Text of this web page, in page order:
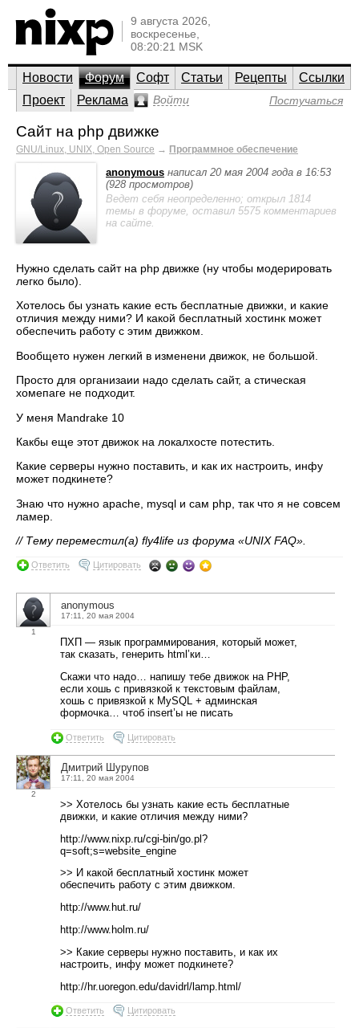
9 августа 2026,
воскресенье,
08:20:21 MSK
Новости Форум Софт Статьи Рецепты
Ссылки
Проект
Реклама Войти Постучаться
Сайт на php движке
GNU/Linux, UNIX, Open Source → Программное обеспечение
anonymous написал 20 мая 2004 года в 16:53
(928 просмотров)
Ведет себя неопределенно; открыл 1814
темы в форуме, оставил 5575 комментариев
на сайте.
Нужно сделать сайт на php движке (ну чтобы модерировать
легко было).
Хотелось бы узнать какие есть бесплатные движки, и какие
отличия между ними? И какой бесплатный хостинк может
обеспечить работу с этим движком.
Вообщето нужен легкий в изменени движок, не большой.
Просто для организаии надо сделать сайт, а стическая
хомепаге не подходит.
У меня Mandrake 10
Какбы еще этот движок на локалхосте потестить.
Какие серверы нужно поставить, и как их настроить, инфу
может подкинете?
Знаю что нужно apache, mysql и сам php, так что я не совсем
ламер.
// Тему переместил(а) fly4life из форума «UNIX FAQ».
Ответить Цитировать
1
anonymous
17:11, 20 мая 2004
ПХП — язык программирования, который может,
так сказать, генерить html’ки…
Скажи что надо… напишу тебе движок на PHP,
если хошь с привязкой к текстовым файлам,
хошь с привязкой к MySQL + админская
формочка… чтоб insert’ы не писать
Ответить Цитировать
2
Дмитрий Шурупов
17:11, 20 мая 2004
>> Хотелось бы узнать какие есть бесплатные
движки, и какие отличия между ними?
http://www.nixp.ru/cgi-bin/go.pl?
q=soft;s=website_engine
>> И какой бесплатный хостинк может
обеспечить работу с этим движком.
http://www.hut.ru/
http://www.holm.ru/
>> Какие серверы нужно поставить, и как их
настроить, инфу может подкинете?
http://hr.uoregon.edu/davidrl/lamp.html/
Ответить Цитировать